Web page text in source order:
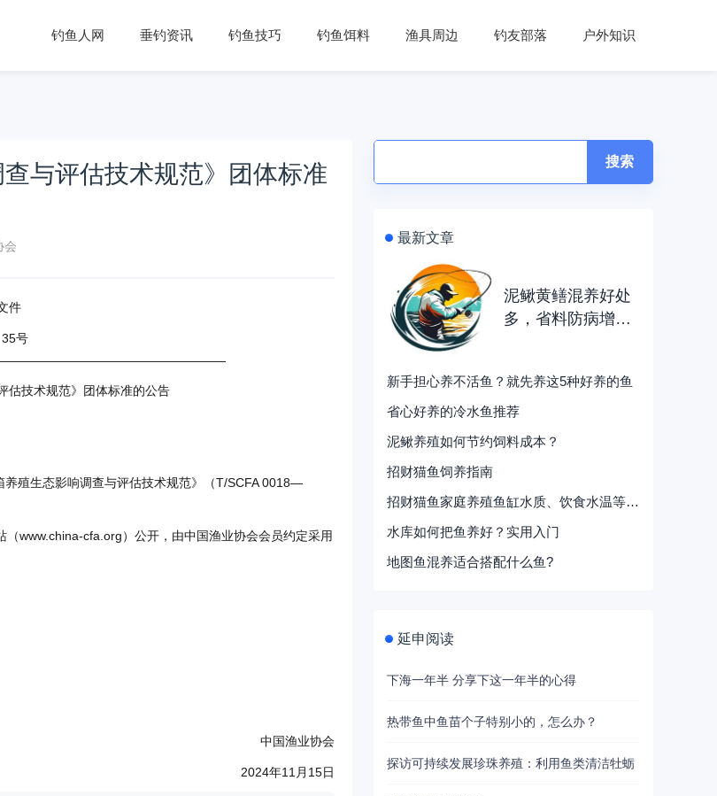
钓鱼人网 垂钓资讯 钓鱼技巧 钓鱼饵料 渔具周边 钓友部落 户外知识
与评估技术规范》团体标准
会
件
号
估技术规范》团体标准的公告
殖生态影响调查与评估技术规范》（T/SCFA 0018—
www.china-cfa.org）公开，由中国渔业协会会员约定采用
中国渔业协会
2024年11月15日
搜索
最新文章
泥鳅黄鳝混养好处
多，省料防病增氧
新手担心养不活鱼？就先养这5种好养的鱼
省心好养的冷水鱼推荐
泥鳅养殖如何节约饲料成本？
招财猫鱼饲养指南
招财猫鱼家庭养殖鱼缸水质、饮食水温等养护要点
水库如何把鱼养好？实用入门
地图鱼混养适合搭配什么鱼?
延申阅读
下海一年半 分享下这一年半的心得
热带鱼中鱼苗个子特别小的，怎么办？
探访可持续发展珍珠养殖：利用鱼类清洁牡蛎